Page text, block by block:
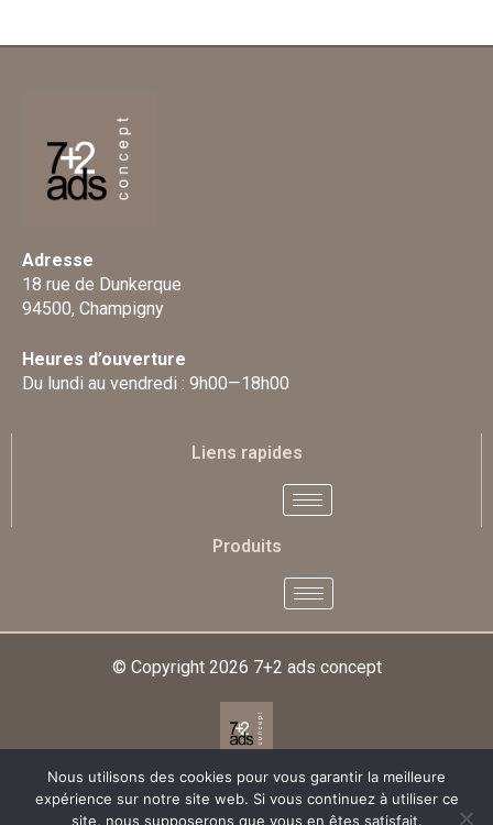
Adresse
18 rue de Dunkerque
94500, Champigny
Heures d’ouverture
Du lundi au vendredi : 9h00—18h00
Liens rapides
Produits
© Copyright 2026 7+2 ads concept
Designed & Developed By
Nous utilisons des cookies pour vous garantir la meilleure
expérience sur notre site web. Si vous continuez à utiliser ce
site, nous supposerons que vous en êtes satisfait.